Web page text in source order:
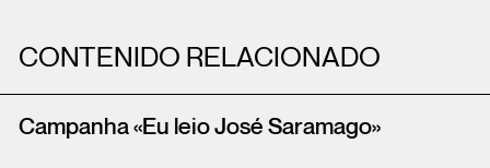
CONTENIDO RELACIONADO
Campanha «Eu leio José Saramago»